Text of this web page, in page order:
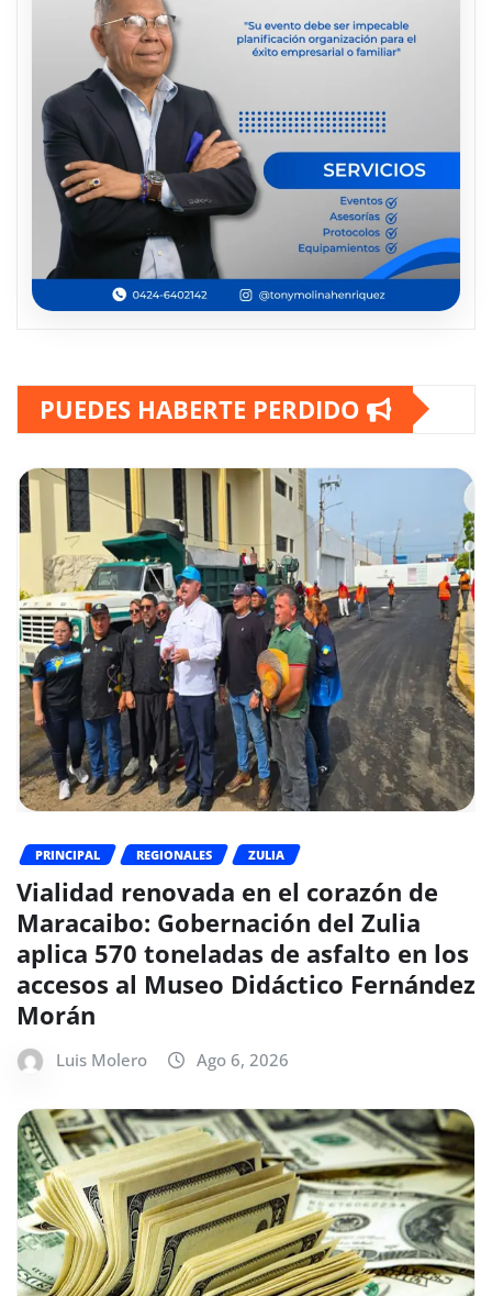
PUEDES HABERTE PERDIDO
PRINCIPAL REGIONALES ZULIA
Vialidad renovada en el corazón de
Maracaibo: Gobernación del Zulia
aplica 570 toneladas de asfalto en los
accesos al Museo Didáctico Fernández
Morán
Luis Molero Ago 6, 2026